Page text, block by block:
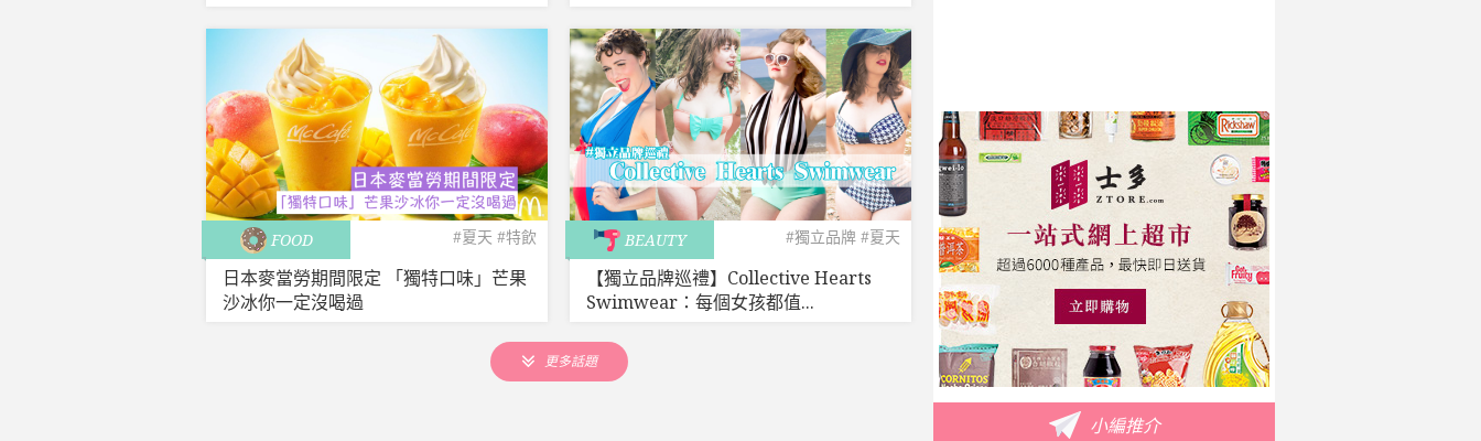
FOOD #夏天 #特飲
日本麥當勞期間限定 「獨特口味」芒果
沙冰你一定沒喝過
BEAUTY #獨立品牌 #夏天
【獨立品牌巡禮】Collective Hearts
Swimwear：每個女孩都值...
更多話題
小編推介